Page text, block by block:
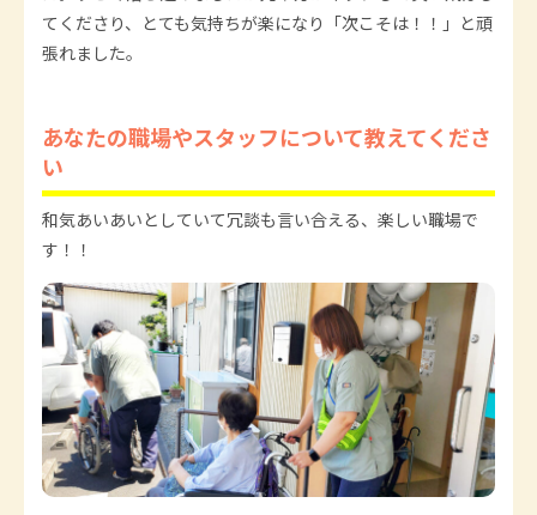
てくださり、とても気持ちが楽になり「次こそは！！」と頑
張れました。
あなたの職場やスタッフについて教えてくださ
い
和気あいあいとしていて冗談も言い合える、楽しい職場で
す！！